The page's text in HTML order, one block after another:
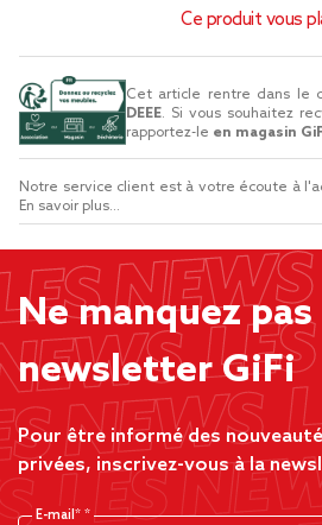
Ce produit vous
Cet article rentre dans le
DEEE. Si vous souhaitez
rapportez-le en magasin
Notre service client est à votre écoute à
En savoir plus...
Ne manquez pas
newsletter GiFi
Pour être informé des
privées, inscrivez-vous à la
E-mail*